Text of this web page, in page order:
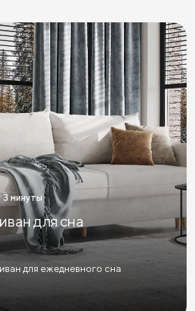
Кровати мятного цвета
Кровати горчичного цвета
стиле Кровати в стиле лофт
стиле
стиле Кровати без изголовья
3 минуты
для сна
для ежедневного сна